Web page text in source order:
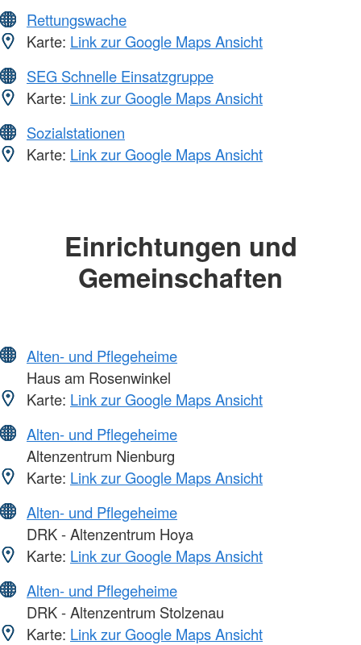
Rettungswache
Karte: Link zur Google Maps Ansicht
SEG Schnelle Einsatzgruppe
Karte: Link zur Google Maps Ansicht
Sozialstationen
Karte: Link zur Google Maps Ansicht
Einrichtungen und
Gemeinschaften
Alten- und Pflegeheime
Haus am Rosenwinkel
Karte: Link zur Google Maps Ansicht
Alten- und Pflegeheime
Altenzentrum Nienburg
Karte: Link zur Google Maps Ansicht
Alten- und Pflegeheime
DRK - Altenzentrum Hoya
Karte: Link zur Google Maps Ansicht
Alten- und Pflegeheime
DRK - Altenzentrum Stolzenau
Karte: Link zur Google Maps Ansicht